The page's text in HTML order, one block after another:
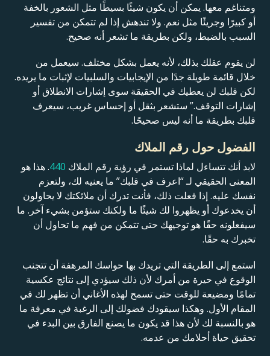
ومتناغم معها. يمكن أن يكون شيئًا بسيطًا مثل الشعور بالخفة
أو كبيرًا وجريئًا مثل نعم. ولا تندهش إذا لم تتمكن من تفسير
السبب بالضبط، ولكن بطريقة ما تشعر أنه صحيح.
لن يقوم عقلك بذلك، لأنه يعمل بشكل مختلف. سيعمل من
خلال قائمة طويلة جدًا من الإيجابيات والسلبيات لإثبات ما يريده.
لكن قلبك لن يعطيك في الحقيقة سوى إشارات الانطلاق أو
إشارات التوقف.” ستشعر بثقل أو إحساس غريب، سيعرف
قلبك بطريقة ما أنه ليس صحيحًا.
الفضول حول رقم الملاك
لابد أنك تتساءل لماذا تستمر في رؤية رقم الملاك 440. هذا هو
المعنى الحقيقي لـ “اعرف في قلبك” ما يعنيه لك، ولتعزم
نفسك عليه. إذا فعلت ذلك، فأنت تدرك أن ملائكتك لا يحاولون
أن يخدعوك أو يظهروا لك شيئًا ما ولكنك ستؤمن بشيء آخر. ما
سيفعلونه حقًا هو توجيهك حتى تتمكن من فهم ما تحاول أن
تخبرك به حقًا.
استمع إلى الطريقة التي تريدك بها حواسك المرهفة أن تتجنب
الوقوع في حيرة من أمرك لأن ذلك سيؤدي إلى نتائج عكسية
تمامًا ومضيعة للوقت حتى تسمح لهذه الأغاني أن تظهر لك في
المقام الأول. وهكذا سيقودك فضولك إلى الرغبة في معرفة ما
هو بالنسبة لك لأن هذا قد يكون ما يصنع الفارق بين البدء في
تحقيق حياة أحلامك من عدمه.